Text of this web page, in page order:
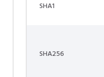
SHA1
SHA256